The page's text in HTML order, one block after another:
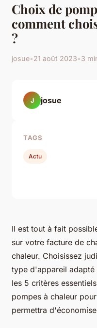
Choix de
comment
?
josue•21 août 2023•3
Il est tout à fait
sur votre facture de
chaleur. Choisissez
type d'appareil adapté
les 5 critères
pompes à chaleur
permettra
J josue
TAGS
Actu